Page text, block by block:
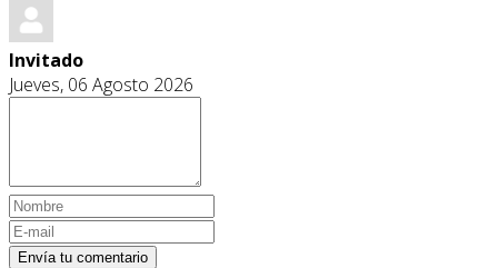
Invitado
Jueves, 06 Agosto 2026
Envía tu comentario